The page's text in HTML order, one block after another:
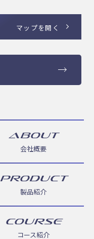
マップを開く
ABOUT
会社概要
PRODUCT
製品紹介
COURSE
コース紹介